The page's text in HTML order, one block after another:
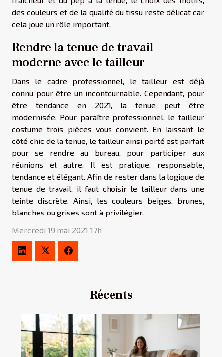
des couleurs et de la qualité du tissu reste délicat car
cela joue un rôle important.
Rendre la tenue de travail
moderne avec le tailleur
Dans le cadre professionnel, le tailleur est déjà
connu pour être un incontournable. Cependant, pour
être tendance en 2021, la tenue peut être
modernisée. Pour paraître professionnel, le tailleur
costume trois pièces vous convient. En laissant le
côté chic de la tenue, le tailleur ainsi porté est parfait
pour se rendre au bureau, pour participer aux
réunions et autre. Il est pratique, responsable,
tendance et élégant. Afin de rester dans la logique de
tenue de travail, il faut choisir le tailleur dans une
teinte discrète. Ainsi, les couleurs beiges, brunes,
blanches ou grises sont à privilégier.
Mercredi 19 mai 2021 17h
Récents